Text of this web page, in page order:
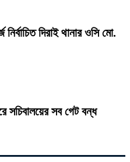
নির্বাচিত দিরাই থানার ওসি মো.
সচিবালয়ের সব গেট বন্ধ